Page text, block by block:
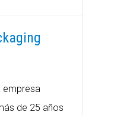
empresa
de 25 años